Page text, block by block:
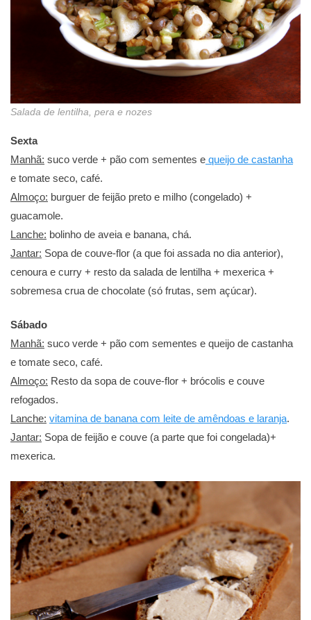
Salada de lentilha, pera e nozes
Sexta
Manhã: suco verde + pão com sementes e queijo de castanha
e tomate seco, café.
Almoço: burguer de feijão preto e milho (congelado) +
guacamole.
Lanche: bolinho de aveia e banana, chá.
Jantar: Sopa de couve-flor (a que foi assada no dia anterior),
cenoura e curry + resto da salada de lentilha + mexerica +
sobremesa crua de chocolate (só frutas, sem açúcar).
Sábado
Manhã: suco verde + pão com sementes e queijo de castanha
e tomate seco, café.
Almoço: Resto da sopa de couve-flor + brócolis e couve
refogados.
Lanche: vitamina de banana com leite de amêndoas e laranja.
Jantar: Sopa de feijão e couve (a parte que foi congelada)+
mexerica.